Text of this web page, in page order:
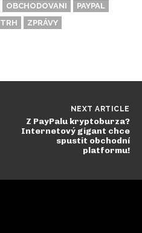
OBCHODOVANI
PAYPAL
TRH ZPRÁVY
NEXT ARTICLE
Z PayPalu kryptoburza?
Internetový gigant chce
spustit obchodní
platformu!